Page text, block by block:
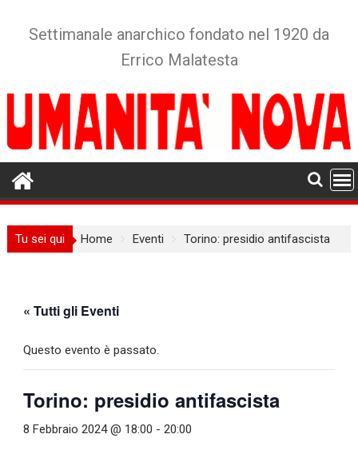
Settimanale anarchico fondato nel 1920 da
Errico Malatesta
Tu sei qui Home Eventi Torino: presidio antifascista
« Tutti gli Eventi
Questo evento è passato.
Torino: presidio antifascista
8 Febbraio 2024 @ 18:00 -20:00